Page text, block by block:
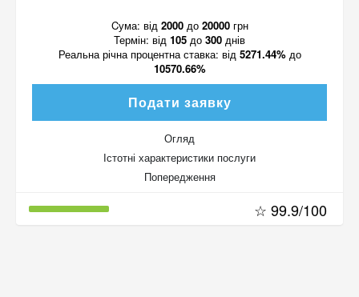
Cума: від 2000до 20000грн
Термін: від 105 до 300 днів
Реальна річна процентна ставка: від 5271.44%до
10570.66%
Подати заявку
Огляд
Істотні характеристики послуги
Попередження
☆ 99.9/100